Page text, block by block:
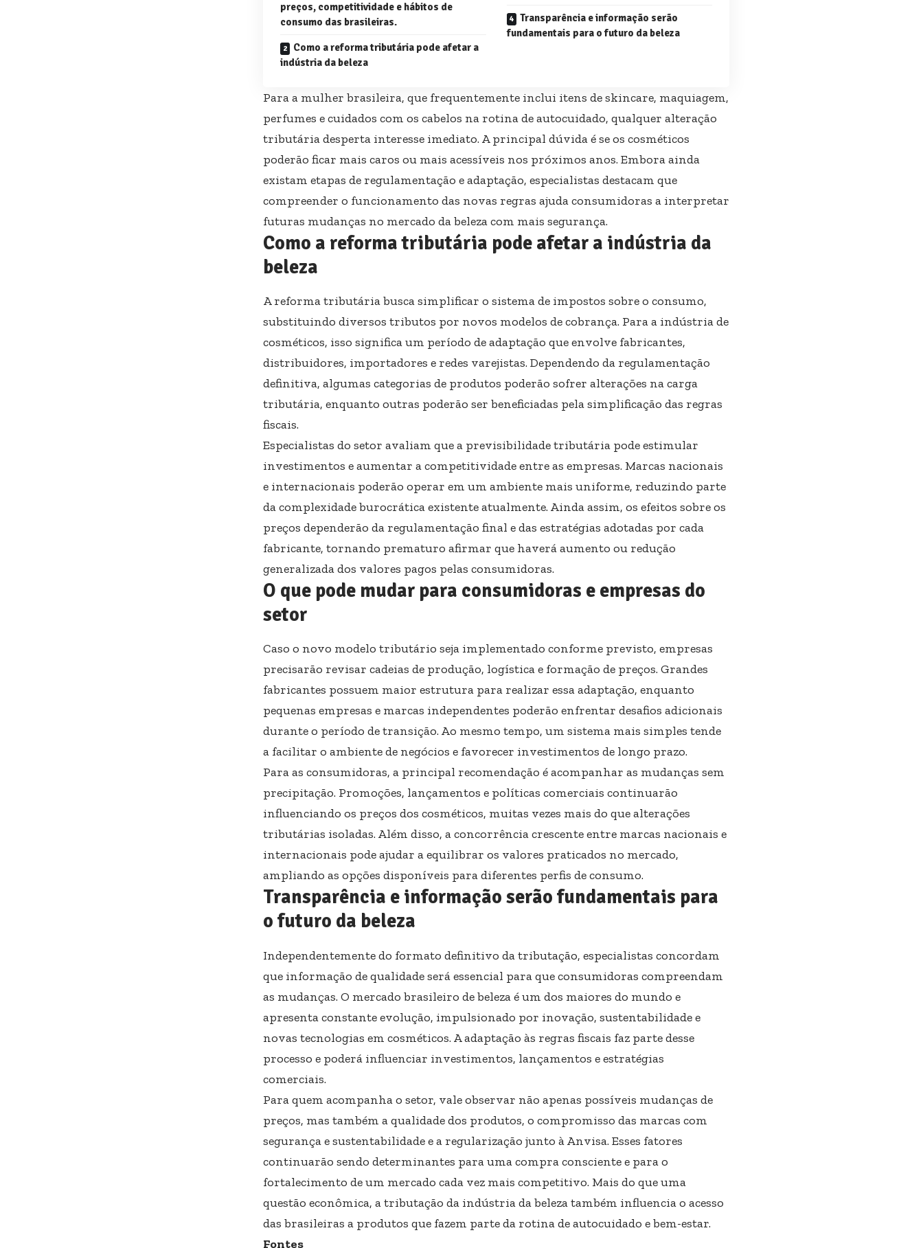
preços, competitividade e hábitos de
consumo das brasileiras.
Como a reforma tributária pode afetar a
indústria da beleza
Transparência e informação serão
fundamentais para o futuro da beleza
Para a mulher brasileira, que frequentemente inclui itens de skincare, maquiagem,
perfumes e cuidados com os cabelos na rotina de autocuidado, qualquer alteração
tributária desperta interesse imediato. A principal dúvida é se os cosméticos
poderão ficar mais caros ou mais acessíveis nos próximos anos. Embora ainda
existam etapas de regulamentação e adaptação, especialistas destacam que
compreender o funcionamento das novas regras ajuda consumidoras a interpretar
futuras mudanças no mercado da beleza com mais segurança.
Como a reforma tributária pode afetar a indústria da
beleza
A reforma tributária busca simplificar o sistema de impostos sobre o consumo,
substituindo diversos tributos por novos modelos de cobrança. Para a indústria de
cosméticos, isso significa um período de adaptação que envolve fabricantes,
distribuidores, importadores e redes varejistas. Dependendo da regulamentação
definitiva, algumas categorias de produtos poderão sofrer alterações na carga
tributária, enquanto outras poderão ser beneficiadas pela simplificação das regras
fiscais.
Especialistas do setor avaliam que a previsibilidade tributária pode estimular
investimentos e aumentar a competitividade entre as empresas. Marcas nacionais
e internacionais poderão operar em um ambiente mais uniforme, reduzindo parte
da complexidade burocrática existente atualmente. Ainda assim, os efeitos sobre os
preços dependerão da regulamentação final e das estratégias adotadas por cada
fabricante, tornando prematuro afirmar que haverá aumento ou redução
generalizada dos valores pagos pelas consumidoras.
O que pode mudar para consumidoras e empresas do
setor
Caso o novo modelo tributário seja implementado conforme previsto, empresas
precisarão revisar cadeias de produção, logística e formação de preços. Grandes
fabricantes possuem maior estrutura para realizar essa adaptação, enquanto
pequenas empresas e marcas independentes poderão enfrentar desafios adicionais
durante o período de transição. Ao mesmo tempo, um sistema mais simples tende
a facilitar o ambiente de negócios e favorecer investimentos de longo prazo.
Para as consumidoras, a principal recomendação é acompanhar as mudanças sem
precipitação. Promoções, lançamentos e políticas comerciais continuarão
influenciando os preços dos cosméticos, muitas vezes mais do que alterações
tributárias isoladas. Além disso, a concorrência crescente entre marcas nacionais e
internacionais pode ajudar a equilibrar os valores praticados no mercado,
ampliando as opções disponíveis para diferentes perfis de consumo.
Transparência e informação serão fundamentais para
o futuro da beleza
Independentemente do formato definitivo da tributação, especialistas concordam
que informação de qualidade será essencial para que consumidoras compreendam
as mudanças. O mercado brasileiro de beleza é um dos maiores do mundo e
apresenta constante evolução, impulsionado por inovação, sustentabilidade e
novas tecnologias em cosméticos. A adaptação às regras fiscais faz parte desse
processo e poderá influenciar investimentos, lançamentos e estratégias
comerciais.
Para quem acompanha o setor, vale observar não apenas possíveis mudanças de
preços, mas também a qualidade dos produtos, o compromisso das marcas com
segurança e sustentabilidade e a regularização junto à Anvisa. Esses fatores
continuarão sendo determinantes para uma compra consciente e para o
fortalecimento de um mercado cada vez mais competitivo. Mais do que uma
questão econômica, a tributação da indústria da beleza também influencia o acesso
das brasileiras a produtos que fazem parte da rotina de autocuidado e bem-estar.
Fontes